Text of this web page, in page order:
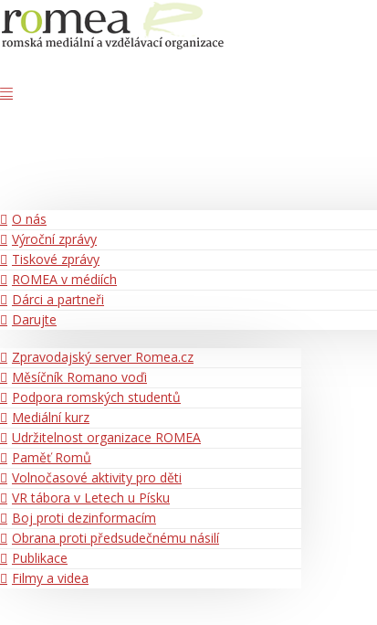
O nás
Výroční zprávy
Tiskové zprávy
ROMEA v médiích
Dárci a partneři
Darujte
Zpravodajský server Romea.cz
Měsíčník Romano voďi
Podpora romských studentů
Mediální kurz
Udržitelnost organizace ROMEA
Paměť Romů
Volnočasové aktivity pro děti
VR tábora v Letech u Písku
Boj proti dezinformacím
Obrana proti předsudečnému násilí
Publikace
Filmy a videa